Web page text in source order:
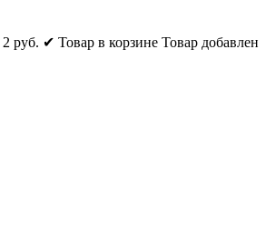
2 руб. ✔ Товар в корзине Товар добавлен